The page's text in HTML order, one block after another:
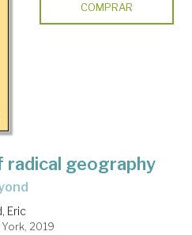
COMPRAR
geography
Eric
York, 2019